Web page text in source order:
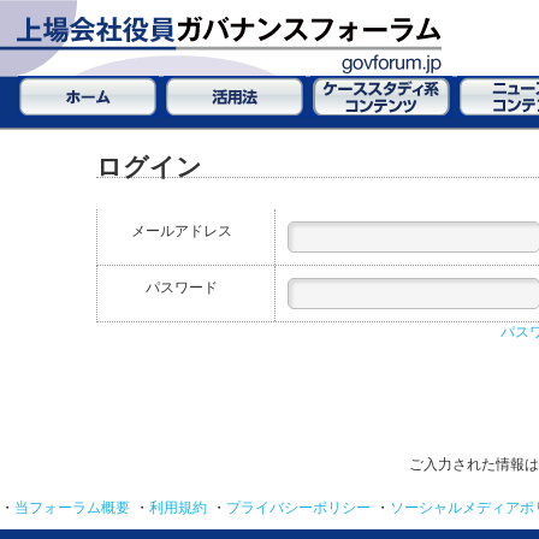
ログイン
メールアドレス
パスワード
パス
ご入力された情報
・ 当フォーラム概要 ・ 利用規約 ・ プライバシーポリシー ・ ソーシャルメディアポ